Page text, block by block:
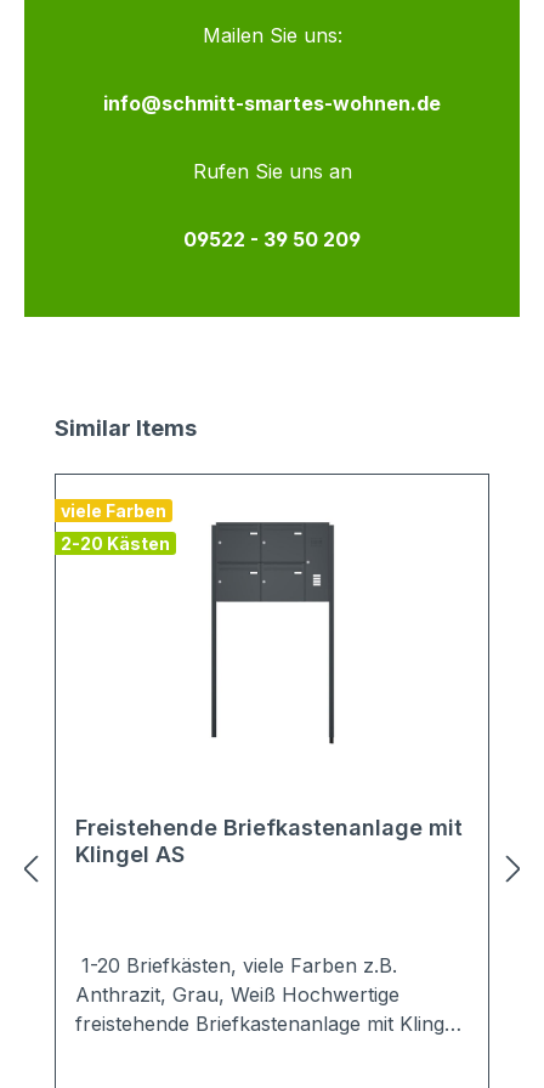
Mailen Sie uns:
info@schmitt-smartes-wohnen.de
Rufen Sie uns an
09522 - 39 50 209
Produktgalerie überspringen
Similar Items
viele Farben
2-20 Kästen
Freistehende Briefkastenanlage mit
Klingel AS
1-20 Briefkästen, viele Farben z.B.
Anthrazit, Grau, Weiß Hochwertige
freistehende Briefkastenanlage mit Klingel